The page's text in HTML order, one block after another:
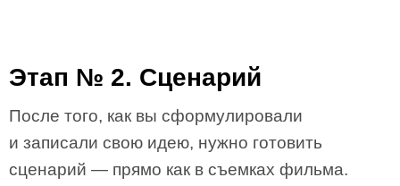
Этап № 2. Сценарий
После того, как вы сформулировали
и записали свою идею, нужно готовить
сценарий — прямо как в съемках фильма.